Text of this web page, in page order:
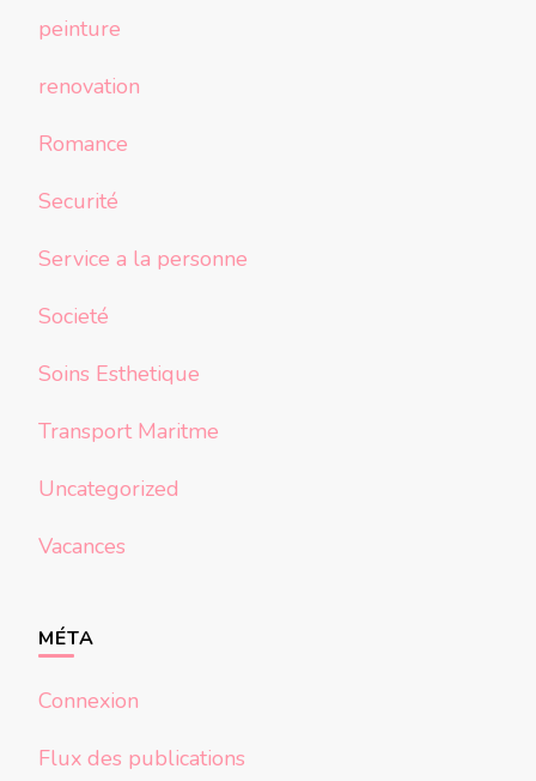
peinture
renovation
Romance
Securité
Service a la personne
Societé
Soins Esthetique
Transport Maritme
Uncategorized
Vacances
MÉTA
Connexion
Flux des publications